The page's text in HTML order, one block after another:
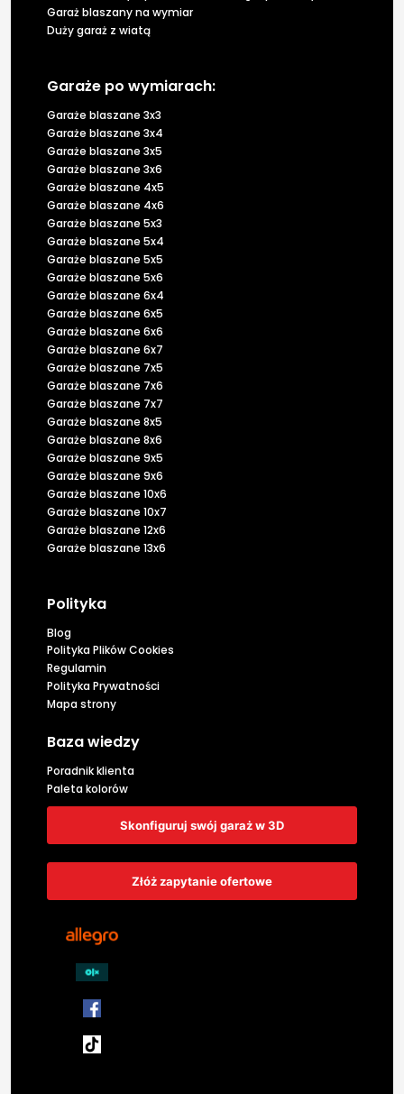
Garaż blaszany na wymiar
Duży garaż z wiatą
Garaże po wymiarach:
Garaże blaszane 3x3
Garaże blaszane 3x4
Garaże blaszane 3x5
Garaże blaszane 3x6
Garaże blaszane 4x5
Garaże blaszane 4x6
Garaże blaszane 5x3
Garaże blaszane 5x4
Garaże blaszane 5x5
Garaże blaszane 5x6
Garaże blaszane 6x4
Garaże blaszane 6x5
Garaże blaszane 6x6
Garaże blaszane 6x7
Garaże blaszane 7x5
Garaże blaszane 7x6
Garaże blaszane 7x7
Garaże blaszane 8x5
Garaże blaszane 8x6
Garaże blaszane 9x5
Garaże blaszane 9x6
Garaże blaszane 10x6
Garaże blaszane 10x7
Garaże blaszane 12x6
Garaże blaszane 13x6
Polityka
Blog
Polityka Plików Cookies
Regulamin
Polityka Prywatności
Mapa strony
Baza wiedzy
Poradnik klienta
Paleta kolorów
Skonfiguruj swój garaż w 3D
Złóż zapytanie ofertowe